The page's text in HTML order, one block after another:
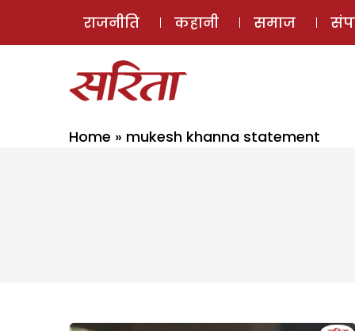
राजनीति कहानी समाज
Home » mukesh khanna statement